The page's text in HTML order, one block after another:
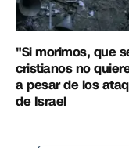
"Si morimos, que
cristianos no
a pesar de los
de Israel